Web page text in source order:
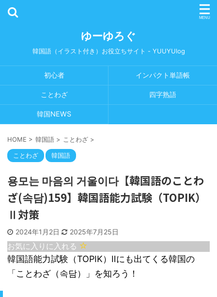
ゆーゆろぐ
韓国語（イラスト付き）お役立ちサイト - YUUYUlog
初心者 インパクト単語帳
ことわざ 四字熟語
韓国NEWS
HOME > 韓国語 > ことわざ >
ことわざ 韓国語
용모는 마음의 거울이다【韓国語のことわ
ざ(속담)159】韓国語能力試験（TOPIK）
Ⅱ対策
2024年1月2日 2025年7月25日
お気に入りに入れる
韓国語能力試験（TOPIK）Ⅱにも出てくる韓国の
「ことわざ（속담）」を知ろう！